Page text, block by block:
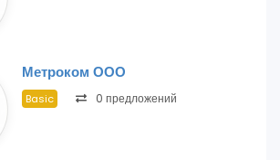
Метроком ООО
Basic 0 предложений